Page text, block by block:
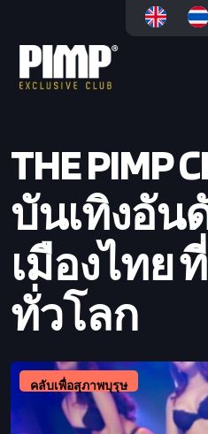
THE PIMP
บันเทิงอัน
เมืองไทย
ทั่วโลก
คลับเพื่อสุภาพบุรุษ